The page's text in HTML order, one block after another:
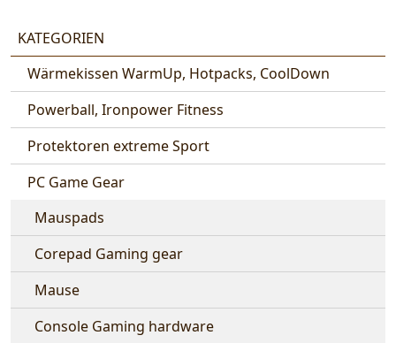
KATEGORIEN
Wärmekissen WarmUp, Hotpacks, CoolDown
Powerball, Ironpower Fitness
Protektoren extreme Sport
PC Game Gear
Mauspads
Corepad Gaming gear
Mause
Console Gaming hardware